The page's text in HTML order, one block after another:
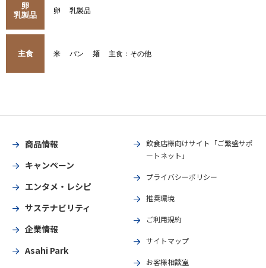
卵
乳製品
卵 乳製品
主食 米 パン 麺 主食：その他
商品情報
キャンペーン
エンタメ・レシピ
サステナビリティ
企業情報
Asahi Park
飲食店様向けサイト「ご繁盛サポ
ートネット」
プライバシーポリシー
推奨環境
ご利用規約
サイトマップ
お客様相談室